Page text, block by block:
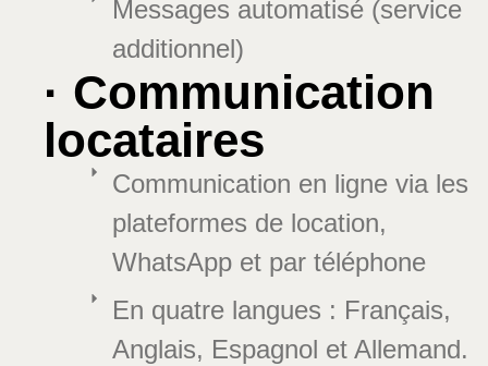
Messages automatisé (service
additionnel)
· Communication
locataires
Communication en ligne via les
plateformes de location,
WhatsApp et par téléphone
En quatre langues : Français,
Anglais, Espagnol et Allemand.